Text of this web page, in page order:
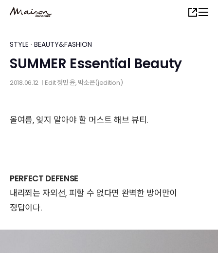
content
Share
STYLE · BEAUTY&FASHION
SUMMER Essential Beauty
2018.06.12 Edit정민 윤, 박소은(jedition)
올여름, 잊지 말아야 할 머스트 해브 뷰티.
PERFECT DEFENSE
내리쬐는 자외선, 피할 수 없다면 완벽한 방어만이
정답이다.